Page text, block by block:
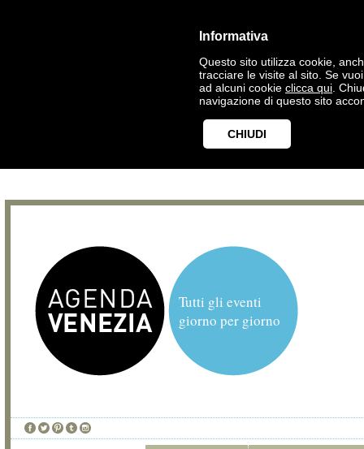
Informativa
Questo sito utilizza cookie,
tracciare le visite al sito. Se
ad alcuni cookie clicca qui .
navigazione di questo sito
CHIUDI
Tutti gli eventi
giorno per giorno